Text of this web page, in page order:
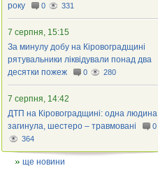
року
0 331
7 серпня, 15:15
За минулу добу на Кіровоградщині
рятувальники ліквідували понад два
десятки пожеж
0 280
7 серпня, 14:42
ДТП на Кіровоградщині: одна людина
загинула, шестеро – травмовані
0
364
ще новини